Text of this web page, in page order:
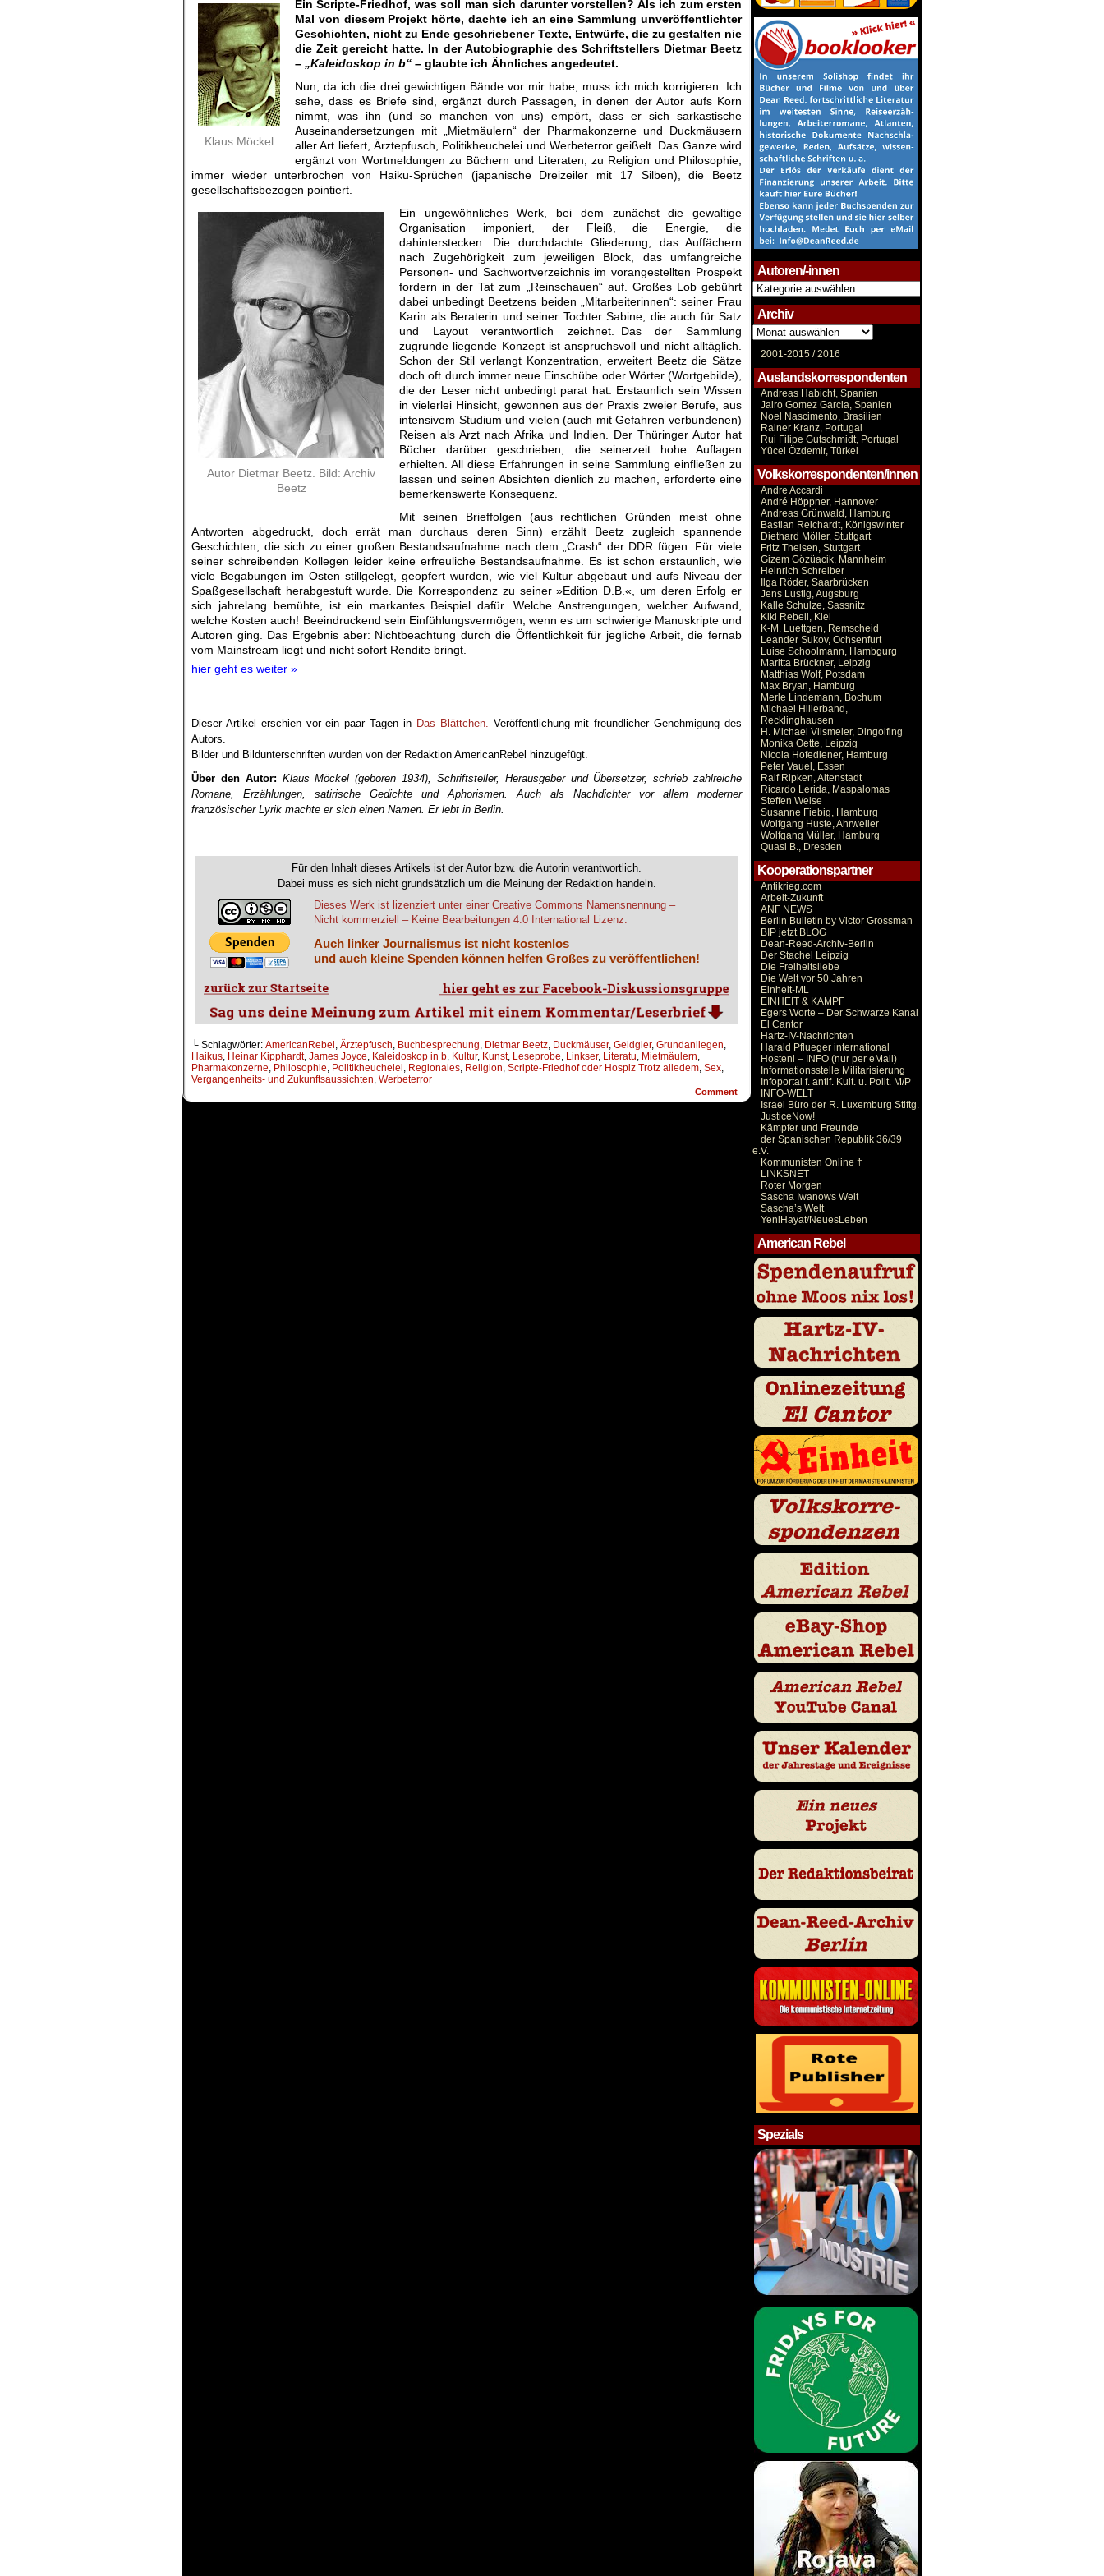
Klaus Möckel
Ein Scripte-Friedhof, was soll man sich darunter vorstellen? Als ich zum ersten
Mal von diesem Projekt hörte, dachte ich an eine Sammlung unveröffentlichter
Geschichten, nicht zu Ende geschriebener Texte, Entwürfe, die zu gestalten nie
die Zeit gereicht hatte. In der Autobiographie des Schriftstellers Dietmar Beetz
– „Kaleidoskop in b“ – glaubte ich Ähnliches angedeutet.
Nun, da ich die drei gewichtigen Bände vor mir habe, muss ich mich korrigieren. Ich
sehe, dass es Briefe sind, ergänzt durch Passagen, in denen der Autor aufs Korn
nimmt, was ihn (und so manchen von uns) empört, dass er sich sarkastische
Auseinandersetzungen mit „Mietmäulern“ der Pharmakonzerne und Duckmäusern
aller Art liefert, Ärztepfusch, Politikheuchelei und Werbeterror geißelt. Das Ganze wird
ergänzt von Wortmeldungen zu Büchern und Literaten, zu Religion und Philosophie,
immer wieder unterbrochen von Haiku-Sprüchen (japanische Dreizeiler mit 17 Silben), die Beetz
gesellschaftsbezogen pointiert.
Autor Dietmar Beetz. Bild: Archiv
Beetz
Ein ungewöhnliches Werk, bei dem zunächst die gewaltige
Organisation imponiert, der Fleiß, die Energie, die
dahinterstecken. Die durchdachte Gliederung, das Auffächern
nach Zugehörigkeit zum jeweiligen Block, das umfangreiche
Personen- und Sachwortverzeichnis im vorangestellten Prospekt
fordern in der Tat zum „Reinschauen“ auf. Großes Lob gebührt
dabei unbedingt Beetzens beiden „Mitarbeiterinnen“: seiner Frau
Karin als Beraterin und seiner Tochter Sabine, die auch für Satz
und Layout verantwortlich zeichnet. Das der Sammlung
zugrunde liegende Konzept ist anspruchsvoll und nicht alltäglich.
Schon der Stil verlangt Konzentration, erweitert Beetz die Sätze
doch oft durch immer neue Einschübe oder Wörter (Wortgebilde),
die der Leser nicht unbedingt parat hat. Erstaunlich sein Wissen
in vielerlei Hinsicht, gewonnen aus der Praxis zweier Berufe, aus
intensivem Studium und vielen (auch mit Gefahren verbundenen)
Reisen als Arzt nach Afrika und Indien. Der Thüringer Autor hat
Bücher darüber geschrieben, die seinerzeit hohe Auflagen
erhielten. All diese Erfahrungen in seine Sammlung einfließen zu
lassen und seinen Absichten dienlich zu machen, erforderte eine
bemerkenswerte Konsequenz.
Mit seinen Brieffolgen (aus rechtlichen Gründen meist ohne
Antworten abgedruckt, doch errät man durchaus deren Sinn) erzählt Beetz zugleich spannende
Geschichten, die sich zu einer großen Bestandsaufnahme nach dem „Crash“ der DDR fügen. Für viele
seiner schreibenden Kollegen leider keine erfreuliche Bestandsaufnahme. Es ist schon erstaunlich, wie
viele Begabungen im Osten stillgelegt, geopfert wurden, wie viel Kultur abgebaut und aufs Niveau der
Spaßgesellschaft herabgestuft wurde. Die Korrespondenz zu seiner »Edition D.B.«, um deren Erfolg er
sich jahrelang bemühte, ist ein markantes Beispiel dafür. Welche Anstrengungen, welcher Aufwand,
welche Kosten auch! Beeindruckend sein Einfühlungsvermögen, wenn es um schwierige Manuskripte und
Autoren ging. Das Ergebnis aber: Nichtbeachtung durch die Öffentlichkeit für jegliche Arbeit, die fernab
vom Mainstream liegt und nicht sofort Rendite bringt.
hier geht es weiter »
Dieser Artikel erschien vor ein paar Tagen in Das Blättchen. Veröffentlichung mit freundlicher Genehmigung des
Autors.
Bilder und Bildunterschriften wurden von der Redaktion AmericanRebel hinzugefügt.
Über den Autor: Klaus Möckel (geboren 1934), Schriftsteller, Herausgeber und Übersetzer, schrieb zahlreiche
Romane, Erzählungen, satirische Gedichte und Aphorismen. Auch als Nachdichter vor allem moderner
französischer Lyrik machte er sich einen Namen. Er lebt in Berlin.
Für den Inhalt dieses Artikels ist der Autor bzw. die Autorin verantwortlich.
Dabei muss es sich nicht grundsätzlich um die Meinung der Redaktion handeln.
Dieses Werk ist lizenziert unter einer Creative Commons Namensnennung –
Nicht kommerziell – Keine Bearbeitungen 4.0 International Lizenz.
Auch linker Journalismus ist nicht kostenlos
und auch kleine Spenden können helfen Großes zu veröffentlichen!
└ Schlagwörter: AmericanRebel , Ärztepfusch, Buchbesprechung, Dietmar Beetz, Duckmäuser, Geldgier, Grundanliegen,
Haikus, Heinar Kipphardt, James Joyce, Kaleidoskop in b, Kultur, Kunst, Leseprobe, Linkser, Literatu, Mietmäulern,
Pharmakonzerne, Philosophie, Politikheuchelei, Regionales, Religion, Scripte-Friedhof oder Hospiz Trotz alledem, Sex,
Vergangenheits- und Zukunftsaussichten, Werbeterror
Comment
Autoren/-innen
Autoren/-
innen
Archiv
Archiv
2001-2015 /2016
Auslandskorrespondenten
Andreas Habicht, Spanien
Jairo Gomez Garcia, Spanien
Noel Nascimento, Brasilien
Rainer Kranz, Portugal
Rui Filipe Gutschmidt, Portugal
Yücel Özdemir, Türkei
Volkskorrespondenten/innen
Andre Accardi
André Höppner, Hannover
Andreas Grünwald, Hamburg
Bastian Reichardt, Königswinter
Diethard Möller, Stuttgart
Fritz Theisen, Stuttgart
Gizem Gözüacik, Mannheim
Heinrich Schreiber
Ilga Röder, Saarbrücken
Jens Lustig, Augsburg
Kalle Schulze, Sassnitz
Kiki Rebell, Kiel
K-M. Luettgen, Remscheid
Leander Sukov, Ochsenfurt
Luise Schoolmann, Hambgurg
Maritta Brückner, Leipzig
Matthias Wolf, Potsdam
Max Bryan, Hamburg
Merle Lindemann, Bochum
Michael Hillerband,
Recklinghausen
H. Michael Vilsmeier, Dingolfing
Monika Oette, Leipzig
Nicola Hofediener, Hamburg
Peter Vauel, Essen
Ralf Ripken, Altenstadt
Ricardo Lerida, Maspalomas
Steffen Weise
Susanne Fiebig, Hamburg
Wolfgang Huste, Ahrweiler
Wolfgang Müller, Hamburg
Quasi B., Dresden
Kooperationspartner
Antikrieg.com
Arbeit-Zukunft
ANF NEWS
Berlin Bulletin by Victor Grossman
BIP jetzt BLOG
Dean-Reed-Archiv-Berlin
Der Stachel Leipzig
Die Freiheitsliebe
Die Welt vor 50 Jahren
Einheit-ML
EINHEIT & KAMPF
Egers Worte – Der Schwarze Kanal
El Cantor
Hartz-IV-Nachrichten
Harald Pflueger international
Hosteni – INFO (nur per eMail)
Informationsstelle Militarisierung
Infoportal f. antif. Kult. u. Polit. M/P
INFO-WELT
Israel Büro der R. Luxemburg Stiftg.
JusticeNow!
Kämpfer und Freunde
der Spanischen Republik 36/39
e.V.
Kommunisten Online †
LINKSNET
Roter Morgen
Sascha Iwanows Welt
Sascha’s Welt
YeniHayat/NeuesLeben
American Rebel
Spezials